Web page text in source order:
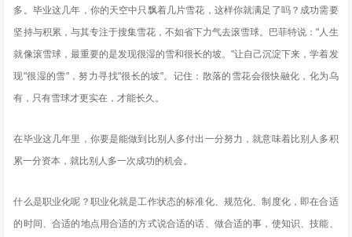
多。毕业这几年，你的天空中只飘着几片雪花，这样你就满足了吗？成功需要
坚持与积累，与其专注于搜集雪花，不如省下力气去滚雪球。巴菲特说："人生
就像滚雪球，最重要的是发现很湿的雪和很长的坡。"让自己沉淀下来，学着发
现"很湿的雪"，努力寻找"很长的坡"。记住：散落的雪花会很快融化，化为乌
有，只有雪球才更实在，才能长久。
在毕业这几年里，你要是能做到比别人多付出一分努力，就意味着比别人多积
累一分资本，就比别人多一次成功的机会。
什么是职业化呢？职业化就是工作状态的标准化、规范化、制度化，即在合适
的时间、合适的地点用合适的方式说合适的话、做合适的事，使知识、技能、